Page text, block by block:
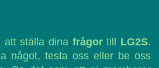
att ställa dina frågortill LG2S.
något, testa oss eller be oss